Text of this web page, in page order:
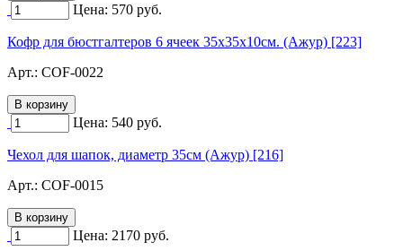
Цена: 570 руб.
Кофр для бюстгалтеров 6 ячеек 35х35х10см. (Ажур) [223]
Арт.: COF-0022
Цена: 540 руб.
Чехол для шапок, диаметр 35см (Ажур) [216]
Арт.: COF-0015
Цена: 2170 руб.